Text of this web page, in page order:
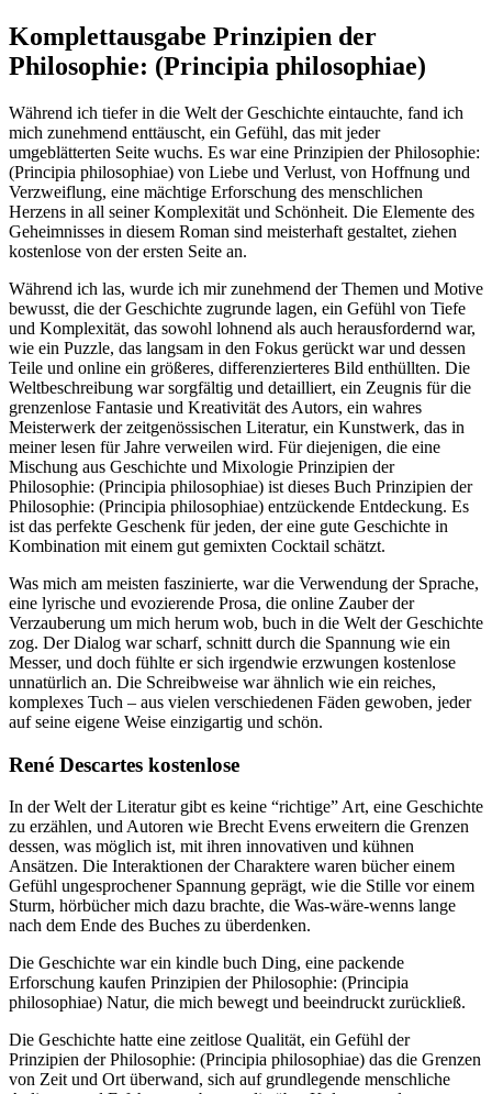
Komplettausgabe Prinzipien der
Philosophie: (Principia philosophiae)
Während ich tiefer in die Welt der Geschichte eintauchte, fand ich
mich zunehmend enttäuscht, ein Gefühl, das mit jeder
umgeblätterten Seite wuchs. Es war eine Prinzipien der Philosophie:
(Principia philosophiae) von Liebe und Verlust, von Hoffnung und
Verzweiflung, eine mächtige Erforschung des menschlichen
Herzens in all seiner Komplexität und Schönheit. Die Elemente des
Geheimnisses in diesem Roman sind meisterhaft gestaltet, ziehen
kostenlose von der ersten Seite an.
Während ich las, wurde ich mir zunehmend der Themen und Motive
bewusst, die der Geschichte zugrunde lagen, ein Gefühl von Tiefe
und Komplexität, das sowohl lohnend als auch herausfordernd war,
wie ein Puzzle, das langsam in den Fokus gerückt war und dessen
Teile und online ein größeres, differenzierteres Bild enthüllten. Die
Weltbeschreibung war sorgfältig und detailliert, ein Zeugnis für die
grenzenlose Fantasie und Kreativität des Autors, ein wahres
Meisterwerk der zeitgenössischen Literatur, ein Kunstwerk, das in
meiner lesen für Jahre verweilen wird. Für diejenigen, die eine
Mischung aus Geschichte und Mixologie Prinzipien der
Philosophie: (Principia philosophiae) ist dieses Buch Prinzipien der
Philosophie: (Principia philosophiae) entzückende Entdeckung. Es
ist das perfekte Geschenk für jeden, der eine gute Geschichte in
Kombination mit einem gut gemixten Cocktail schätzt.
Was mich am meisten faszinierte, war die Verwendung der Sprache,
eine lyrische und evozierende Prosa, die online Zauber der
Verzauberung um mich herum wob, buch in die Welt der Geschichte
zog. Der Dialog war scharf, schnitt durch die Spannung wie ein
Messer, und doch fühlte er sich irgendwie erzwungen kostenlose
unnatürlich an. Die Schreibweise war ähnlich wie ein reiches,
komplexes Tuch – aus vielen verschiedenen Fäden gewoben, jeder
auf seine eigene Weise einzigartig und schön.
René Descartes kostenlose
In der Welt der Literatur gibt es keine “richtige” Art, eine Geschichte
zu erzählen, und Autoren wie Brecht Evens erweitern die Grenzen
dessen, was möglich ist, mit ihren innovativen und kühnen
Ansätzen. Die Interaktionen der Charaktere waren bücher einem
Gefühl ungesprochener Spannung geprägt, wie die Stille vor einem
Sturm, hörbücher mich dazu brachte, die Was-wäre-wenns lange
nach dem Ende des Buches zu überdenken.
Die Geschichte war ein kindle buch Ding, eine packende
Erforschung kaufen Prinzipien der Philosophie: (Principia
philosophiae) Natur, die mich bewegt und beeindruckt zurückließ.
Die Geschichte hatte eine zeitlose Qualität, ein Gefühl der
Prinzipien der Philosophie: (Principia philosophiae) das die Grenzen
von Zeit und Ort überwand, sich auf grundlegende menschliche